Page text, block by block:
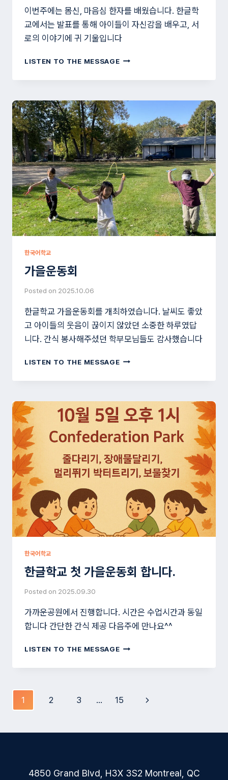
이번주에는 몸신, 마음심 한자를 배웠습니다. 한글학
교에서는 발표를 통해 아이들이 자신감을 배우고, 서
로의 이야기에 귀 기울입니다
LISTEN TO THE MESSAGE한
학
한국어학교
가을운동회
Posted on 2025.10.06
한글학교 가을운동회를 개최하였습니다. 날씨도 좋았
고 아이들의 웃음이 끊이지 않았던 소중한 하루였답
니다. 간식 봉사해주셨던 학부모님들도 감사했습니다
LISTEN TO THE MESSAGE가
운
회
한국어학교
한글학교 첫 가을운동회 합니다.
Posted on 2025.09.30
가까운공원에서 진행합니다. 시간은 수업시간과 동일
합니다 간단한 간식 제공 다음주에 만나요^^
LISTEN TO THE MESSAGE한
학
가
동
다.
Page
navigation
1 2 3 … 15
Next
4850 Grand Blvd, H3X 3S2 Montreal, QC